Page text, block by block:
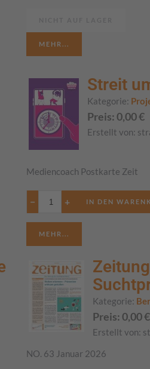
MEHR...
Streit
Kategorie:
Preis: 0,00€
Erstellt von:
Mediencoach Postkarte Zeit
− +
MEHR...
Kategorie:
Preis: 0,00€
Erstellt von:
NO. 63 Januar 2026